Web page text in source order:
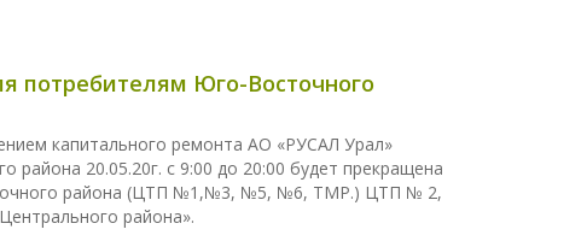
потребителям Юго-Восточного
капитального ремонта АО «РУСАЛ Урал»
20.05.20г. с 9:00 до 20:00 будет прекращена
района (ЦТП №1,№3, №5, №6, ТМР.) ЦТП № 2,
района».